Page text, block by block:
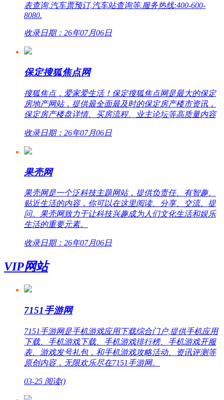
表查询,汽车票预订,汽车站查询等.服务热线:400-600-
8080.
收录日期：26年07月06日
保定搜狐焦点网
搜狐焦点，爱家爱生活！保定搜狐焦点网是最大的保定
房地产网站，提供最全面最及时的保定房产楼市资讯，
保定房产楼盘详情、买房流程、业主论坛等高质量内容
收录日期：26年07月06日
果壳网
果壳网是一个泛科技主题网站，提供负责任、有智趣、
贴近生活的内容，你可以在这里阅读、分享、交流、提
问。果壳网致力于让科技兴趣成为人们文化生活和娱乐
生活的重要元素。
收录日期：26年07月06日
VIP网站
7151手游网
7151手游网是手机游戏应用下载综合门户,提供手机应用
下载、手机游戏下载、手机游戏排行榜、手机游戏开服
表、游戏发号礼包，和手机游戏攻略活动、资讯评测等
原创内容，无限欢乐尽在7151手游网。
03-25 阅读()